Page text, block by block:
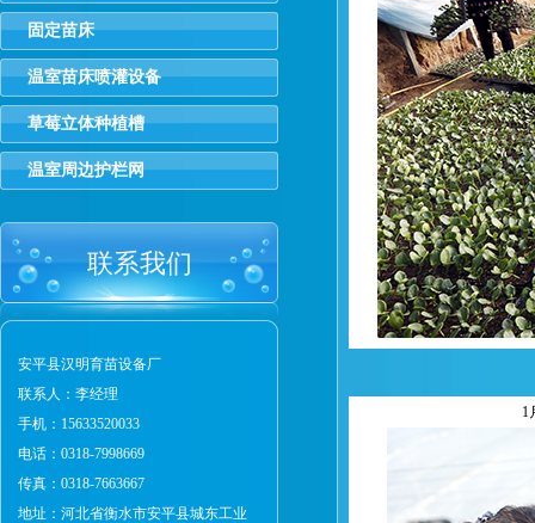
固定苗床
温室苗床喷灌设备
草莓立体种植槽
温室周边护栏网
联系我们
安平县汉明育苗设备厂
联系人：李经理
手机：15633520033
电话：0318-7998669
传真：0318-7663667
地址：河北省衡水市安平县城东工业
1